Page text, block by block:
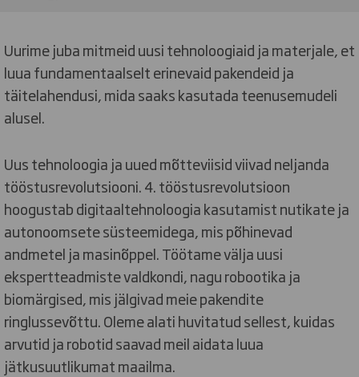
Uurime juba mitmeid uusi tehnoloogiaid ja materjale, et
luua fundamentaalselt erinevaid pakendeid ja
täitelahendusi, mida saaks kasutada teenusemudeli
alusel.
Uus tehnoloogia ja uued mõtteviisid viivad neljanda
tööstusrevolutsiooni. 4. tööstusrevolutsioon
hoogustab digitaaltehnoloogia kasutamist nutikate ja
autonoomsete süsteemidega, mis põhinevad
andmetel ja masinõppel. Töötame välja uusi
ekspertteadmiste valdkondi, nagu robootika ja
biomärgised, mis jälgivad meie pakendite
ringlussevõttu. Oleme alati huvitatud sellest, kuidas
arvutid ja robotid saavad meil aidata luua
jätkusuutlikumat maailma.